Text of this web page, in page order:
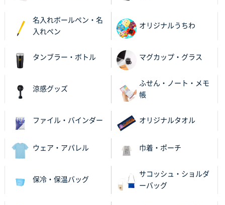
uni ジェットストリーム 05
2025年11月21日 16:39
何度か注文していて、満足していたから
神奈川県のお客様
のし文言が変更できたのと価格。
千葉県M社様
ワンポイント箔押し紙袋 Sサイズ(A5対応)
2025年11月06日 14:57
営業ご担当者さまより、ご丁寧なサポートをいただ
進められました。
名入れボールペン・名
入れペン
オリジナルうちわ
タンブラー・ボトル マグカップ・グラス
涼感グッズ
ふせん・ノート・メモ
帳
ファイル・バインダー オリジナルタオル
ウェア・アパレル 巾着・ポーチ
保冷・保温バッグ
サコッシュ・ショルダ
ーバッグ